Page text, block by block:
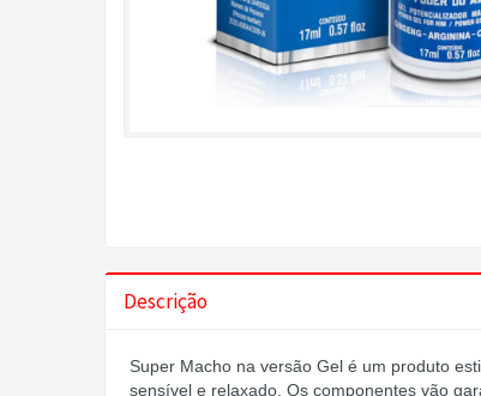
Descrição
Super Macho na versão Gel é um produto
sensível e relaxado. Os componentes vão